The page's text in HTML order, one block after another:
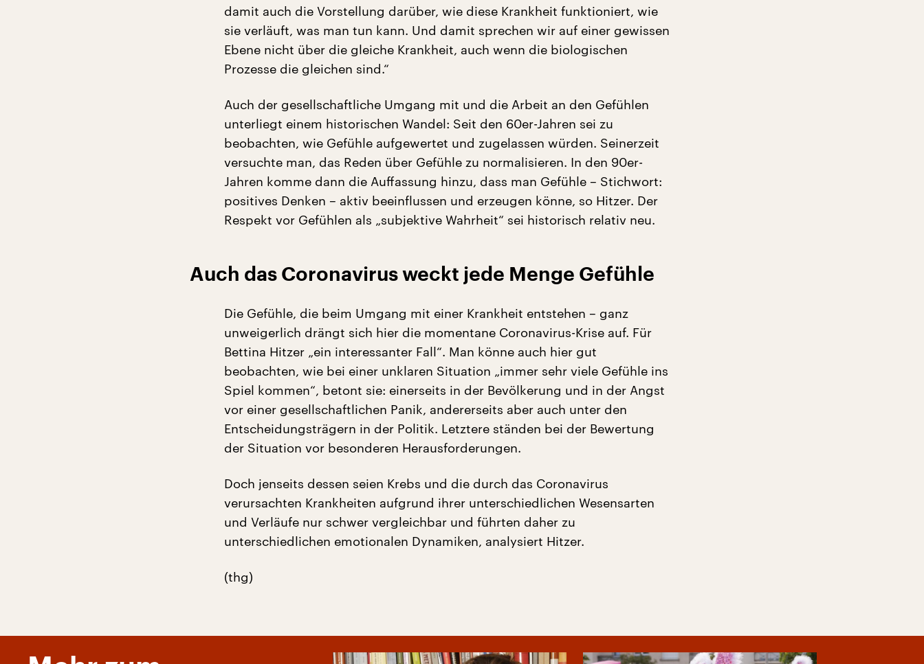
damit auch die Vorstellung darüber, wie diese Krankheit funktioniert, wie
sie verläuft, was man tun kann. Und damit sprechen wir auf einer gewissen
Ebene nicht über die gleiche Krankheit, auch wenn die biologischen
Prozesse die gleichen sind.“
Auch der gesellschaftliche Umgang mit und die Arbeit an den Gefühlen
unterliegt einem historischen Wandel: Seit den 60er-Jahren sei zu
beobachten, wie Gefühle aufgewertet und zugelassen würden. Seinerzeit
versuchte man, das Reden über Gefühle zu normalisieren. In den 90er-
Jahren komme dann die Auffassung hinzu, dass man Gefühle – Stichwort:
positives Denken – aktiv beeinflussen und erzeugen könne, so Hitzer. Der
Respekt vor Gefühlen als „subjektive Wahrheit“ sei historisch relativ neu.
Auch das Coronavirus weckt jede Menge Gefühle
Die Gefühle, die beim Umgang mit einer Krankheit entstehen – ganz
unweigerlich drängt sich hier die momentane Coronavirus-Krise auf. Für
Bettina Hitzer „ein interessanter Fall“. Man könne auch hier gut
beobachten, wie bei einer unklaren Situation „immer sehr viele Gefühle ins
Spiel kommen“, betont sie: einerseits in der Bevölkerung und in der Angst
vor einer gesellschaftlichen Panik, andererseits aber auch unter den
Entscheidungsträgern in der Politik. Letztere ständen bei der Bewertung
der Situation vor besonderen Herausforderungen.
Doch jenseits dessen seien Krebs und die durch das Coronavirus
verursachten Krankheiten aufgrund ihrer unterschiedlichen Wesensarten
und Verläufe nur schwer vergleichbar und führten daher zu
unterschiedlichen emotionalen Dynamiken, analysiert Hitzer.
(thg)